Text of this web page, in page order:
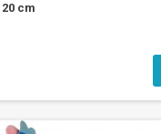
cm